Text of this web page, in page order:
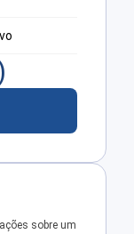
sobre um